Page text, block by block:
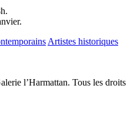
Artistes historiques
l’Harmattan. Tous les droits